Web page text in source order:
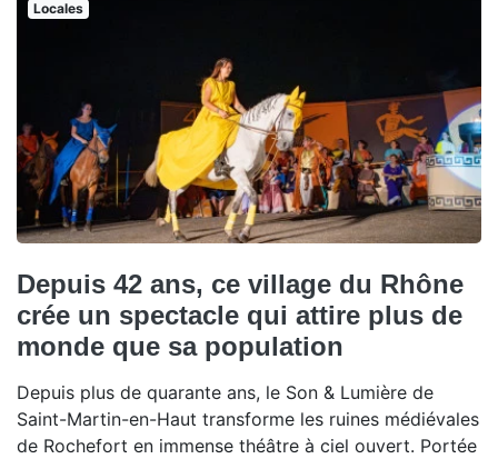
Locales
Depuis 42 ans, ce village du Rhône
crée un spectacle qui attire plus de
monde que sa population
Depuis plus de quarante ans, le Son & Lumière de
Saint-Martin-en-Haut transforme les ruines médiévales
de Rochefort en immense théâtre à ciel ouvert. Portée